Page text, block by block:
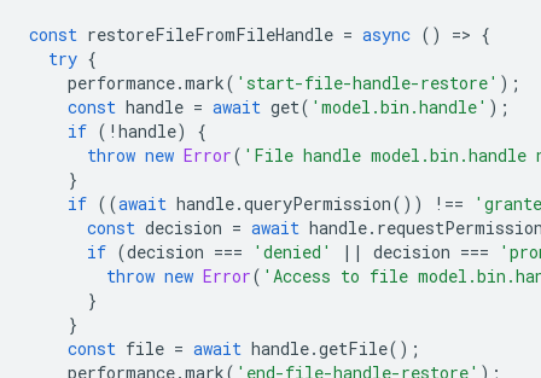
const restoreFileFromFileHandle = async () => {
try {
performance.mark( 'start-file-handle-restore' );
const handle = await get( 'model.bin.handle' );
if ( ! handle)
{
throw new Error( 'File handle
}
if ((await handle.queryPermission()) !==
const decision = await handle.
if (decision === 'denied' || decision ===
throw new Error( 'Access to file
}
}
const file = await handle.getFile();
performance.mark( 'end-file-handle-restore' );